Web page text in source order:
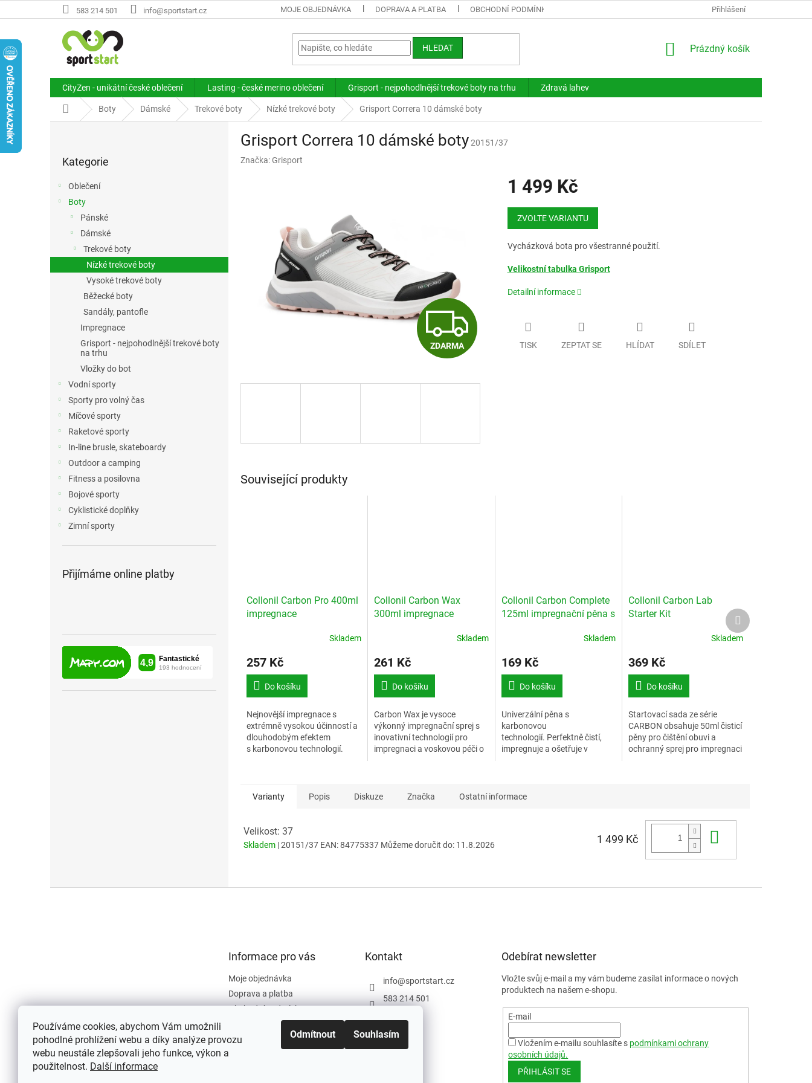
Používáme cookies, abychom Vám umožnili
pohodlné prohlížení webu a díky analýze provozu
webu neustále zlepšovali jeho funkce, výkon a
použitelnost. Další informace
Odmítnout Souhlasím
na
583 214 501 info@sportstart.cz MOJE OBJEDNÁVKA DOPRAVA A PLATBA OBCHODNÍ PODMÍNKY KONTAKTY
Přihlášení
HLEDAT
NÁKUPNÍ
Prázdný košík
CityZen - unikátní české oblečení Lasting - české merino oblečení Grisport - nejpohodlnější trekové boty na trhu Zdravá lahev
Domů Boty Dámské Trekové boty Nízké trekové boty Grisport Correra 10 dámské boty
a
n
kategorie
Kategorie
Oblečení
Boty
Pánské
Dámské
Trekové boty
Nízké trekové boty
Vysoké trekové boty
Běžecké boty
Sandály, pantofle
Impregnace
Grisport - nejpohodlnější trekové boty
na trhu
Vložky do bot
Vodní sporty
Sporty pro volný čas
Míčové sporty
Raketové sporty
In-line brusle, skateboardy
Outdoor a camping
Fitness a posilovna
Bojové sporty
Cyklistické doplňky
Zimní sporty
Přijímáme online platby
Grisport Correra 10 dámské boty20151/37
Značka: Grisport
Z
D
R
M
ZDARMA
1 499 Kč
Měrná
cena:
ZVOLTE VARIANTU
Vycházková bota pro všestranné použití.
Velikostní tabulka Grisport
Detailní informace
TISK ZEPTAT SE HLÍDAT SDÍLET
Související produkty
Collonil Carbon Pro 400ml
impregnace
Skladem
257 Kč
Do košíku
Nejnovější impregnace s
extrémně vysokou účinností a
dlouhodobým efektem
s karbonovou technologií.
Collonil Carbon Wax
300ml impregnace
Skladem
261 Kč
Do košíku
Carbon Wax je vysoce
výkonný impregnační sprej s
inovativní technologií pro
impregnaci a voskovou péči o
Collonil Carbon Complete
125ml impregnační pěna s
Skladem
169 Kč
Do košíku
Univerzální pěna s
karbonovou
technologií. Perfektně čistí,
impregnuje a ošetřuje v
Collonil Carbon Lab
Starter Kit
Skladem
369 Kč
Do košíku
Startovací sada ze série
CARBON obsahuje 50ml čisticí
pěny pro čištění obuvi a
ochranný sprej pro impregnaci
Další
produkt
Varianty Popis Diskuze Značka Ostatní informace
Velikost: 37
Skladem | 20151/37 EAN:84775337 Můžeme doručit do: 11.8.2026 1 499 Kč
Informace pro vás
Moje objednávka
Doprava a platba
Obchodní podmínky
Napište nám
Kontakt
info@sportstart.cz
583 214 501
Odebírat newsletter
Vložte svůj e-mail a my vám budeme zasílat informace o nových
produktech na našem e-shopu.
E-mail
Vložením e-mailu souhlasíte s podmínkami ochrany
osobních údajů.
PŘIHLÁSIT SE